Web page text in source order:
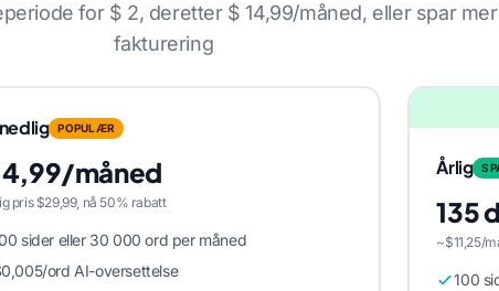
for $ 2, deretter $ 14,99/måned, eller spar
fakturering
POPULÆR
måned
pris $29,99, nå 50% rabatt
sider eller 30 000 ord per måned
ord AI-oversettelse
Årlig
135
~$11,25/
100